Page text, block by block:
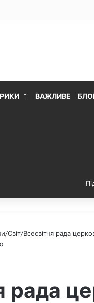
ВАЖЛИВЕ
/Світ/Всесвітня рада
рада